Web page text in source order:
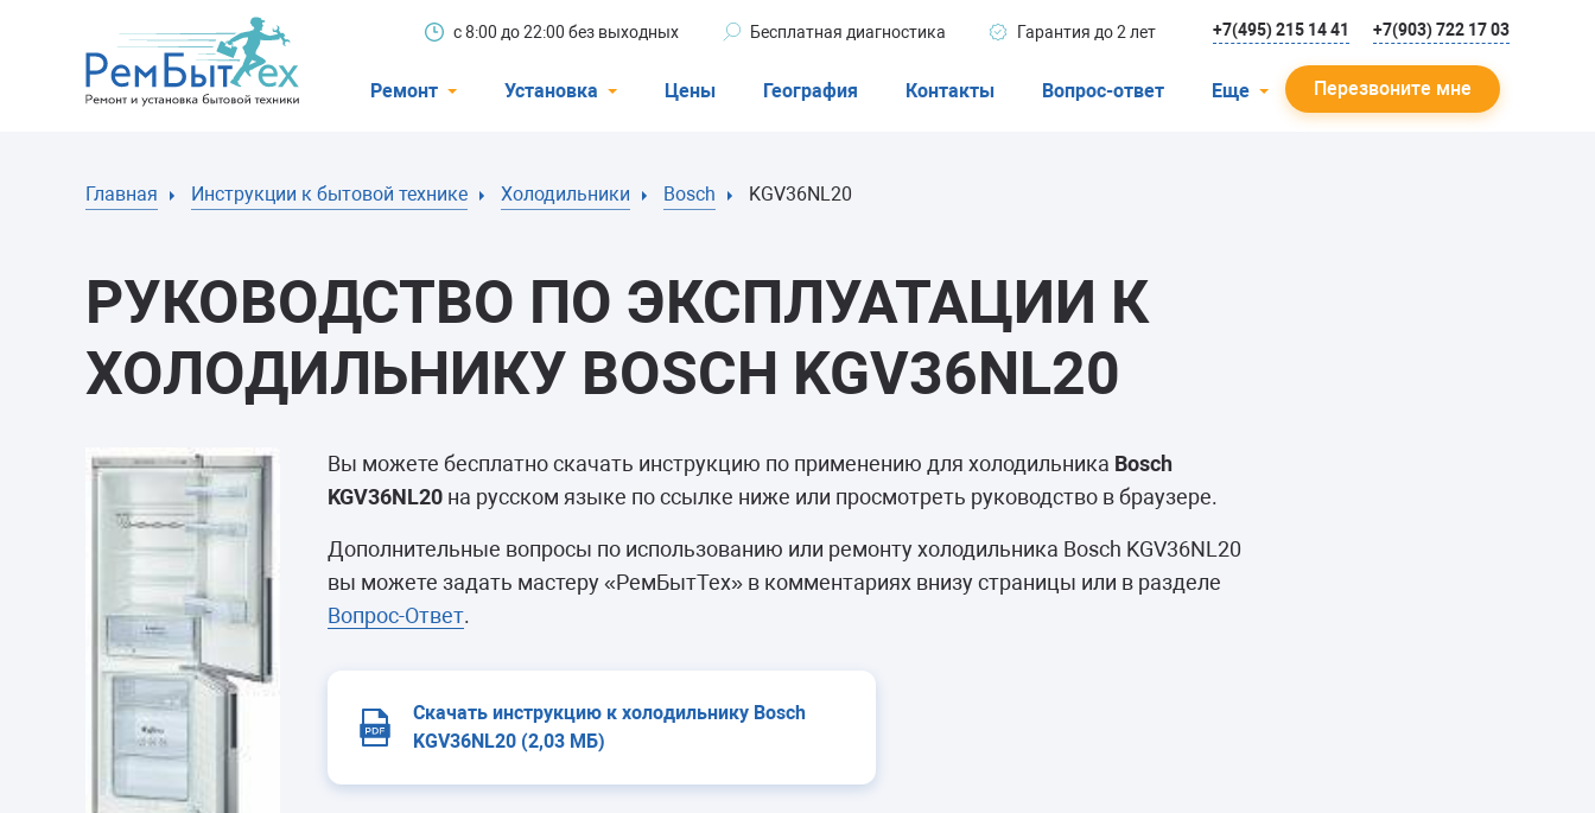
с 8:00 до 22:00 без выходных Бесплатная диагностика Гарантия до 2 лет +7(495) 215 14 41 +7(903) 722 17 03
Ремонт
Стиральные машины
Телевизоры
Варочные панели
Духовные шкафы
Сушильные машины
Установка
Посудомоечные машины
Цены География Контакты Вопрос-ответ Еще Перезвоните мне
Главная Инструкции к бытовой технике Холодильники Bosch KGV36NL20
РУКОВОДСТВО ПО ЭКСПЛУАТАЦИИ К
ХОЛОДИЛЬНИКУ BOSCH KGV36NL20
Вы можете бесплатно скачать инструкцию по применению для холодильника Bosch
KGV36NL20 на русском языке по ссылке ниже или просмотреть руководство в браузере.
Дополнительные вопросы по использованию или ремонту холодильника Bosch KGV36NL20
вы можете задать мастеру «РемБытТех» в комментариях внизу страницы или в разделе
Вопрос-Ответ.
Скачать инструкцию к холодильнику Bosch
KGV36NL20 (2,03 МБ)